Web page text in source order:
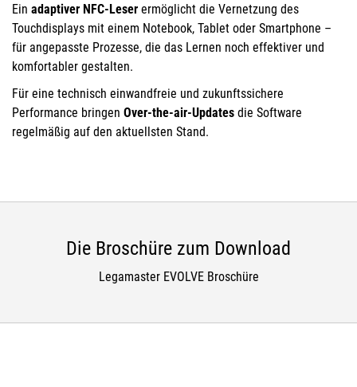
Ein adaptiver NFC-Leser ermöglicht die Vernetzung des
Touchdisplays mit einem Notebook, Tablet oder Smartphone –
für angepasste Prozesse, die das Lernen noch effektiver und
komfortabler gestalten.
Für eine technisch einwandfreie und zukunftssichere
Performance bringen Over-the-air-Updates die Software
regelmäßig auf den aktuellsten Stand.
Die Broschüre zum Download
Legamaster EVOLVE Broschüre